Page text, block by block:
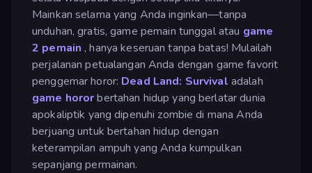
Mainkan selama yang Anda inginkan—tanpa
unduhan, gratis, game pemain tunggal atau game
2 pemain , hanya keseruan tanpa batas! Mulailah
perjalanan petualangan Anda dengan game favorit
penggemar horor: Dead Land: Survival adalah
game hororbertahan hidup yang berlatar dunia
apokaliptik yang dipenuhi zombie di mana Anda
berjuang untuk bertahan hidup dengan
keterampilan ampuh yang Anda kumpulkan
sepanjang permainan.